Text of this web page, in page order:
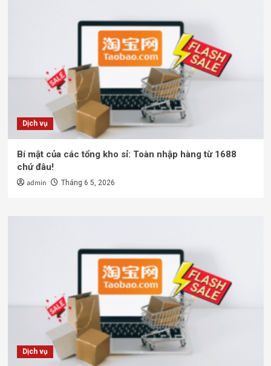
Dịch vụ
Bí mật của các tổng kho sỉ: Toàn nhập hàng từ 1688
chứ đâu!
admin Tháng 6 5, 2026
Dịch vụ